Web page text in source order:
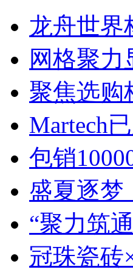
龙舟世界
网格聚力
聚焦选购
Martech
包销
盛夏逐
“聚力筑
冠珠瓷砖